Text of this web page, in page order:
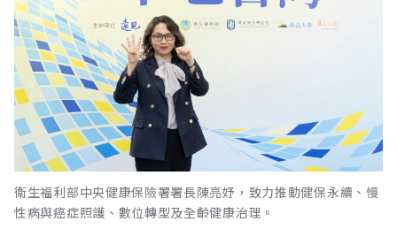
衛生福利部中央健康保險署署長陳亮妤，致力推動健保永續、慢
性病與癌症照護、數位轉型及全齡健康治理。